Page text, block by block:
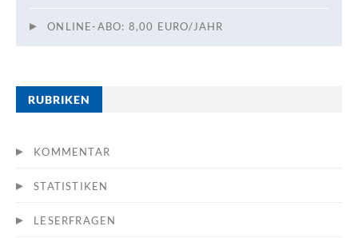
ONLINE-ABO: 8,00 EURO/JAHR
RUBRIKEN
KOMMENTAR
STATISTIKEN
LESERFRAGEN